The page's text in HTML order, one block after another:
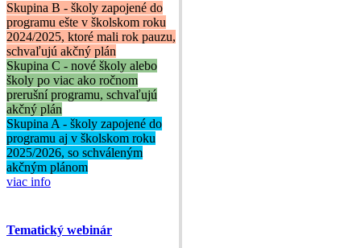
Skupina B - školy zapojené do
programu ešte v školskom roku
2024/2025, ktoré mali rok pauzu,
schvaľujú akčný plán
Skupina C - nové školy alebo
školy po viac ako ročnom
prerušní programu, schvaľujú
akčný plán
Skupina A - školy zapojené do
programu aj v školskom roku
2025/2026, so schváleným
akčným plánom
viac info
Tematický webinár